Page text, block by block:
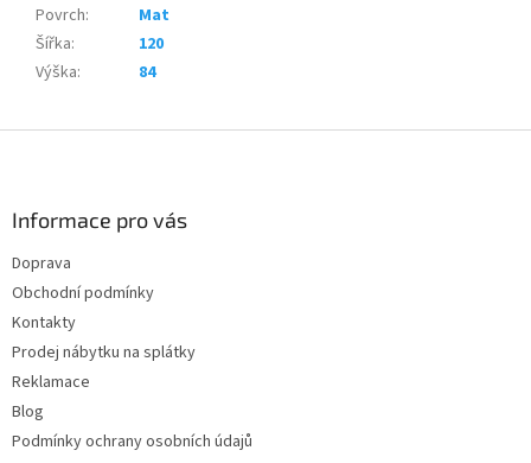
Povrch:
Mat
Šířka:
120
Výška: 84
Informace pro vás
Doprava
Obchodní podmínky
Kontakty
Prodej nábytku na splátky
Reklamace
Blog
Podmínky ochrany osobních údajů